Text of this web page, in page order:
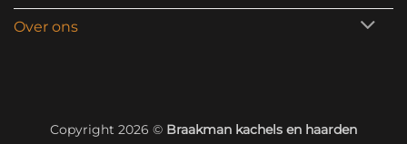
Over ons
Copyright 2026 © Braakman kachels en haarden